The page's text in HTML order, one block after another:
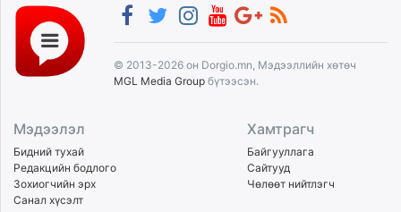
© 2013-2026 он Dorgio.mn, Мэдээллийн хөтөч
MGL Media Group бүтээсэн.
Мэдээлэл
Бидний тухай
Редакцийн бодлого
Зохиогчийн эрх
Санал хүсэлт
Хамтрагч
Байгууллага
Сайтууд
Чөлөөт нийтлэгч